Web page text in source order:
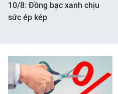
10/8: Đồng bạc xanh chịu
sức ép kép